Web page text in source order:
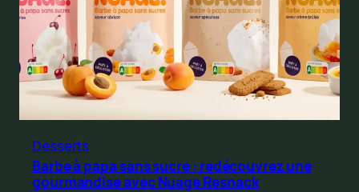
Desserts
Barbe à papa sans sucre : redécouvrez une
gourmandise avec Nuage Resnack